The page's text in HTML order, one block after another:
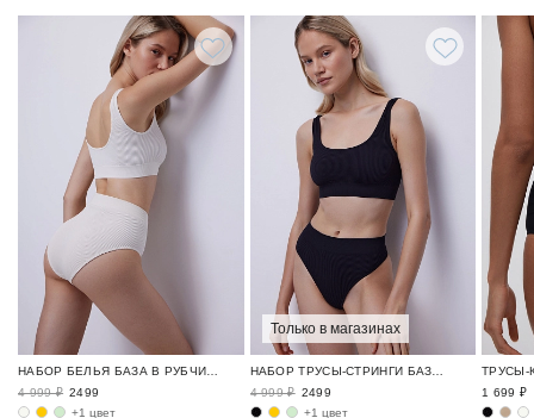
4 999 ₽ 2499
+1 цвет
Только в магазинах
4 999 ₽ 2499
+1 цвет
1 699 ₽